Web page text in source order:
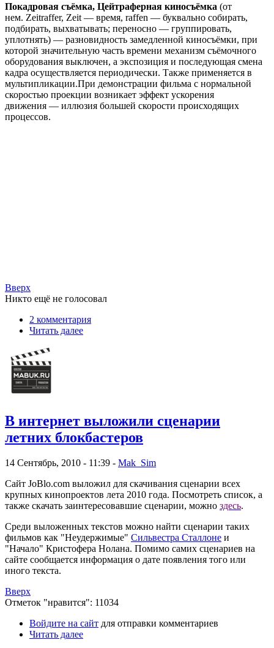
Покадровая съёмка, Цейтраферная киносъёмка (от
нем. Zeitraffer, Zeit — время, raffen — буквально собирать,
подбирать, выхватывать; переносно — группировать,
уплотнять) — разновидность замедленной киносъёмки, при
которой значительную часть времени механизм съёмочного
оборудования выключен, а экспозиция и последующая смена
кадра осуществляется периодически. Также применяется в
мультипликации.При демонстрации фильма с нормальной
скоростью проекции возникает эффект ускорения
движения — иллюзия большей скорости происходящих
процессов.
Вверх
Никто ещё не голосовал
2 комментария
Читать далее
В интернет выложили сценарии
летних блокбастеров
14 Сентябрь, 2010 - 11:39 - Mak_Sim
Сайт JoBlo.com выложил для скачивания сценарии всех
крупных кинопроектов лета 2010 года. Посмотреть список, а
также скачать заинтересовавшие сценарии, можно здесь.
Среди выложенных текстов можно найти сценарии таких
фильмов как "Неудержимые" Сильвестра Сталлоне и
"Начало" Кристофера Нолана. Помимо самих сценариев на
сайте сообщается информация о дате появления того или
иного текста.
Вверх
Отметок "нравится": 11034
Войдите на сайт для отправки комментариев
Читать далее